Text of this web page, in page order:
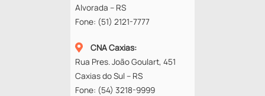
Alvorada – RS
Fone: (51) 2121-7777
CNA Caxias:
Rua Pres. João Goulart, 451
Caxias do Sul – RS
Fone: (54) 3218-9999